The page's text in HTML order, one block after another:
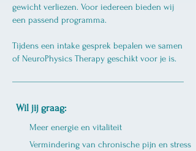
gewicht verliezen. Voor iedereen bieden wij
een passend programma.
Tijdens een intake gesprek bepalen we samen
of NeuroPhysics Therapy geschikt voor je is.
Wil jij graag:
Meer energie en vitaliteit
Vermindering van chronische pijn en stress